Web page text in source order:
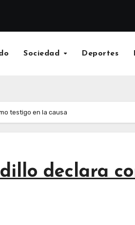
Sociedad Deportes
testigo en la causa
declara